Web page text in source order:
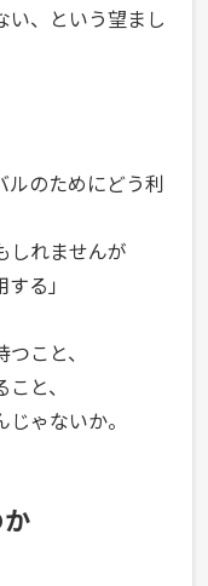
い、という望まし
ルのためにどう利
しれませんが
る」
こと、
と、
ゃないか。